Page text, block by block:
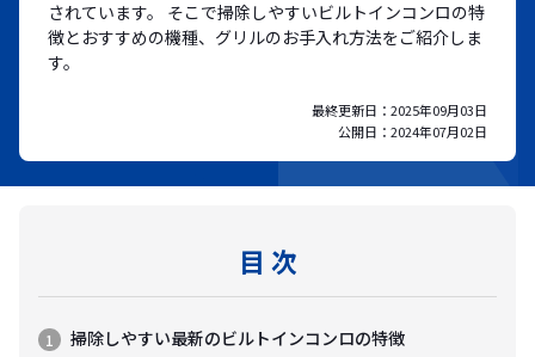
されています。 そこで掃除しやすいビルトインコンロの特
徴とおすすめの機種、グリルのお手入れ方法をご紹介しま
す。
最終更新日： 2025年09月03日
公開日： 2024年07月02日
目 次
掃除しやすい最新のビルトインコンロの特徴